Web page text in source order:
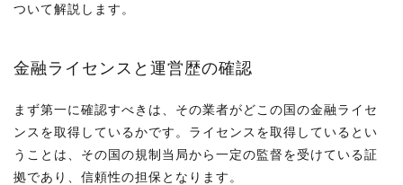
ついて解説します。
金融ライセンスと運営歴の確認
まず第一に確認すべきは、その業者がどこの国の金融ライセ
ンスを取得しているかです。ライセンスを取得しているとい
うことは、その国の規制当局から一定の監督を受けている証
拠であり、信頼性の担保となります。